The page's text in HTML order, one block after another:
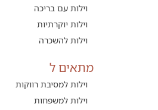
וילות עם בריכה
וילות יוקרתיות
וילות להשכרה
מתאים ל
וילות למסיבת רווקות
וילות למשפחות